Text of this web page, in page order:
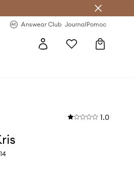
Answear Club JournalPomoc
1.0